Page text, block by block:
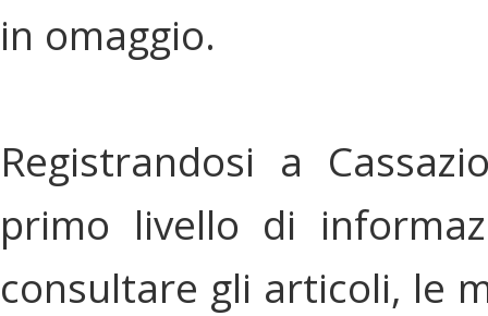
in omaggio.
Registrandosi a
primo livello di
consultare gli articoli, le